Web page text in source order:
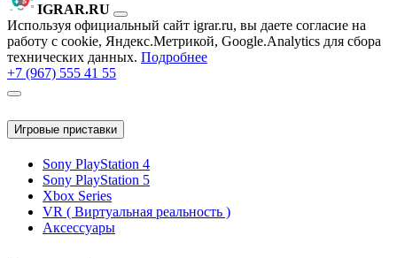
IGRAR.RU
Используя официальный сайт igrar.ru, вы даете согласие на
работу с cookie, Яндекс.Метрикой, Google.Analytics для сбора
технических данных. Подробнее
+7 (967) 555 41 55
Игровые приставки
Sony PlayStation 4
Sony PlayStation 5
Xbox Series
VR ( Виртуальная реальность )
Аксессуары